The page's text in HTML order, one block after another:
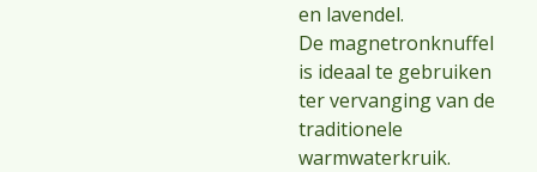
en lavendel.
De magnetronknuffel
is ideaal te gebruiken
ter vervanging van de
traditionele
warmwaterkruik.